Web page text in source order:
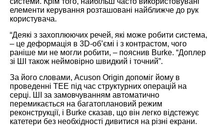
елементи керування розташовані найближче до рук
користувача.
“Деякі з захоплюючих речей, які може робити система,
– це деформація в 3D-об’ємі і з контрастом, чого
раніше ми не могли робити, – пояснив Burke. “Доплер
зі ШІ також неймовірно швидкий і точний”.
За його словами, Acuson Origin допоміг йому в
проведенні ТЕЕ під час структурних операцій на
серці. ШІ за замовчуванням автоматично
перемикається на багатоплановий режим
реконструкції, і Burke сказав, що він легко відстежує
катетери без необхідності дивитися на різні екрани.